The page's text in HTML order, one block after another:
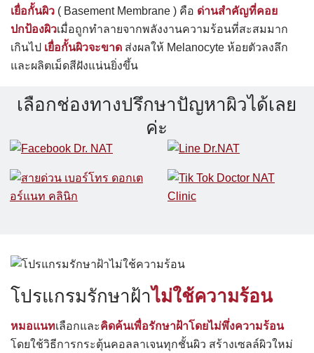
เยื่อกั้นผิว ( Basement Membrane ) คือ ด่านสำคัญที่คอย
ปกป้องผิวเมื่อถูกทำลายจากพลังงานความร้อนที่สะสมมาก
เกินไป เยื่อกั้นผิวจะขาด ส่งผลให้ Melanocyte ห้อยตัวลงลึก
และผลิตเม็ดสีฝังแน่นยิ่งขึ้น
เลือกช่องทางปรึกษาปัญหาผิวได้เลย
ค่ะ
โปรแกรมรักษาฝ้าไม่ใช้ความร้อน
หมอแนทเลือกและคิดค้นเพื่อรักษาฝ้าโดยไม่พึ่งความร้อน
โดยใช้วิธีการกระตุ้นคอลลาเจนทุกชั้นผิว สร้างเซลล์ผิวใหม่